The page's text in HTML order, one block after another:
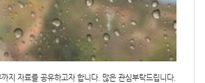
지 자료를 공유하고자 합니다. 많은 관심부탁드립니다.